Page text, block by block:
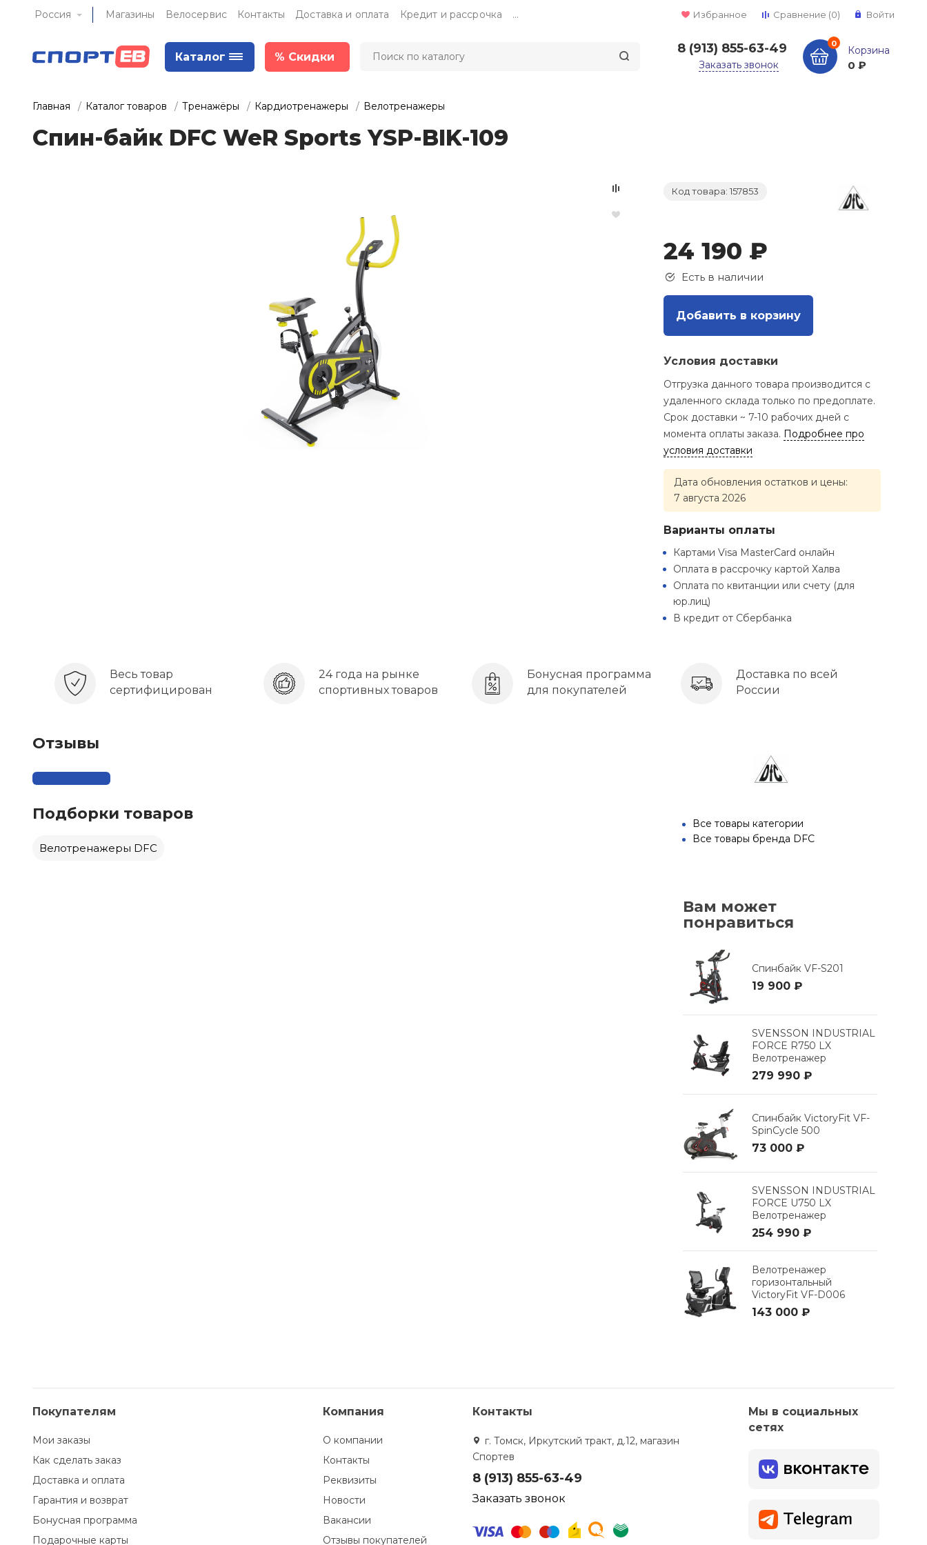
Россия Магазины Велосервис Контакты Доставка и оплата Кредит и рассрочка ... Избранное Сравнение (0) Войти
Каталог % Скидки
8 (913) 855-63-49
Заказать звонок
0
Корзина
0 ₽
Главная Каталог товаров Тренажёры Кардиотренажеры Велотренажеры
Спин-байк DFC WeR Sports YSP-BIK-109
Код товара: 157853
24 190 ₽
Есть в наличии
Добавить в корзину
Условия доставки
Отгрузка данного товара производится с
удаленного склада только по предоплате.
Срок доставки ~ 7-10 рабочих дней с
момента оплаты заказа. Подробнее про
условия доставки
Дата обновления остатков и цены:
7 августа 2026
Варианты оплаты
Картами Visa MasterCard онлайн
Оплата в рассрочку картой Халва
Оплата по квитанции или счету (для
юр.лиц)
В кредит от Сбербанка
Весь товар
сертифицирован
24 года на рынке
спортивных товаров
Бонусная программа
для покупателей
Доставка по всей
России
Отзывы
Подборки товаров
Велотренажеры DFC
Все товары категории
Все товары бренда DFC
Вам может
понравиться
Спинбайк VF-S201
19 900 ₽
SVENSSON INDUSTRIAL
FORCE R750 LX
Велотренажер
279 990 ₽
Спинбайк VictoryFit VF-
SpinCycle 500
73 000 ₽
SVENSSON INDUSTRIAL
FORCE U750 LX
Велотренажер
254 990 ₽
Велотренажер
горизонтальный
VictoryFit VF-D006
143 000 ₽
Покупателям
Мои заказы
Как сделать заказ
Доставка и оплата
Гарантия и возврат
Бонусная программа
Подарочные карты
Компания
О компании
Контакты
Реквизиты
Новости
Вакансии
Отзывы покупателей
Контакты
г. Томск, Иркутский тракт, д.12, магазин
Спортев
8 (913) 855-63-49
Заказать звонок
Мы в социальных
сетях